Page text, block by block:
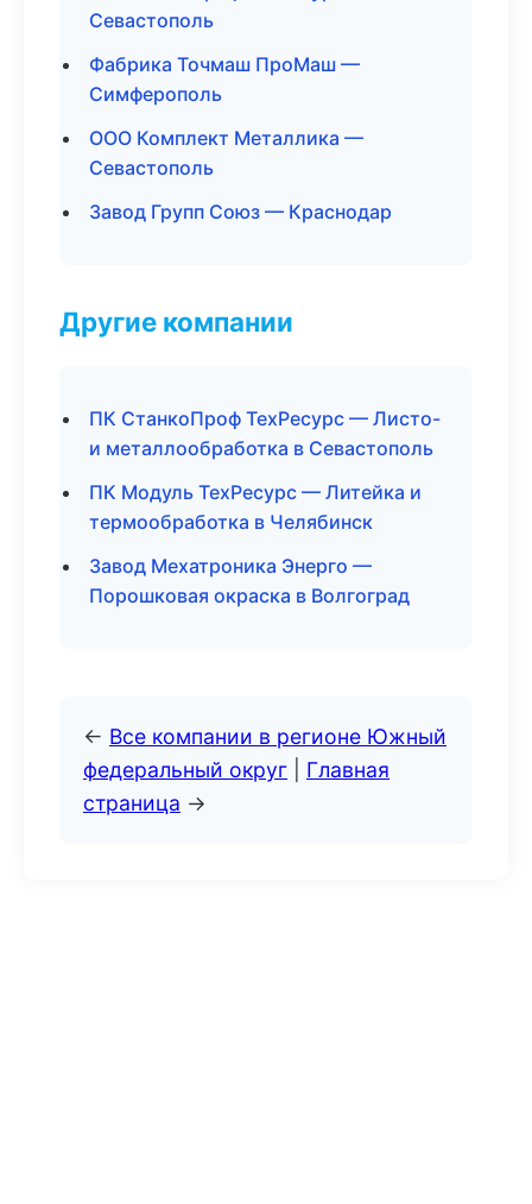
Севастополь
Фабрика Точмаш ПроМаш —
Симферополь
ООО Комплект Металлика —
Севастополь
Завод Групп Союз — Краснодар
Другие компании
ПК СтанкоПроф ТехРесурс — Листо-
и металлообработка в Севастополь
ПК Модуль ТехРесурс — Литейка и
термообработка в Челябинск
Завод Мехатроника Энерго —
Порошковая окраска в Волгоград
← Все компании в регионе Южный
федеральный округ
Главная
страница →